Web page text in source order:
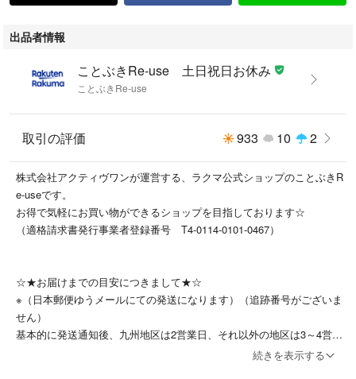
出品者情報
ことぶきRe-use 土日祝日お休み
ことぶきRe-use
取引の評価 933 10 2
株式会社アクティヴワンが運営する、ラクマ公式ショップのことぶきR
e-useです。
お得で気軽にお買い物ができるショップを目指しております☆
（適格請求書発行事業者登録番号 T4-0114-0101-0467）
☆★お届けまでの目安につきまして★☆
※（日本郵便ゆうメールにての発送になります）（追跡番号がございま
せん）
基本的に発送通知後、九州地区は2営業日、それ以外の地区は3～4営業
続きを表示する